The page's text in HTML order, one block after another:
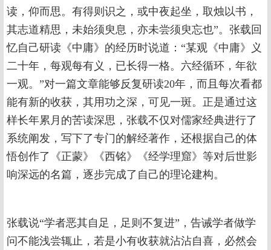
读，仰而思。有得则识之，或中夜起坐，取烛以书，
其志道精思，未始须臾息，亦未尝须臾忘也”。张载回
忆自己研读《中庸》的经历时说道：“某观《中庸》义
二十年，每观每有义，已长得一格。六经循环，年欲
一观。”对一篇文章能够反复研读20年，而且每次看都
能有新的收获，其用功之深，可见一斑。正是通过这
样长年累月的苦读深思，张载不仅对儒家经典进行了
系统阐发，写下了专门的解经著作，还根据自己的体
悟创作了《正蒙》《西铭》《经学理窟》等对后世影
响深远的名篇，逐步完成了自己的理论建构。
张载说“学者恶其自足，足则不复进”，告诫学者做学
问不能浅尝辄止，若是小有收获就沾沾自喜，必然会